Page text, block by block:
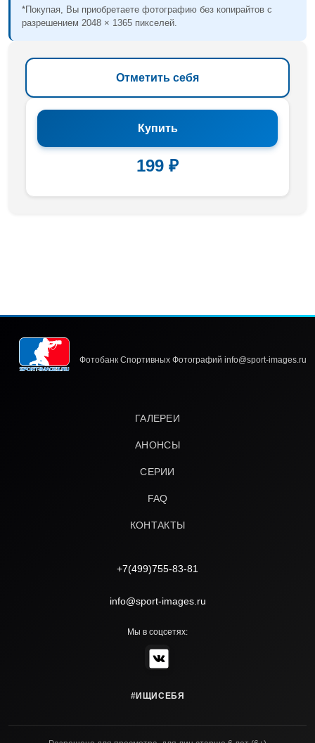
*Покупая, Вы приобретаете фотографию без копирайтов с
разрешением 2048 × 1365 пикселей.
Отметить себя
Купить
199 ₽
Фотобанк Спортивных Фотографий info@sport-images.ru
ГАЛЕРЕИ
АНОНСЫ
СЕРИИ
FAQ
КОНТАКТЫ
+7(499)755-83-81
info@sport-images.ru
Мы в соцсетях:
#ИЩИСЕБЯ